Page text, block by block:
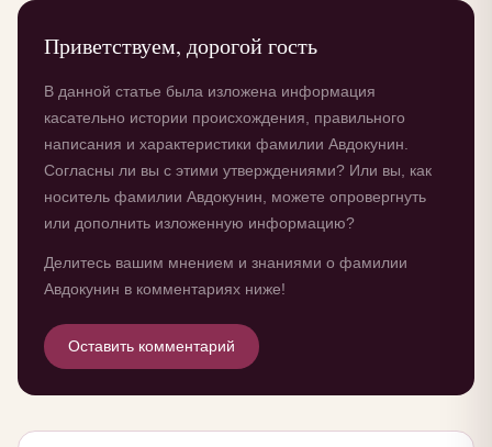
Приветствуем, дорогой гость
В данной статье была изложена информация
касательно истории происхождения, правильного
написания и характеристики фамилии Авдокунин.
Согласны ли вы с этими утверждениями? Или вы, как
носитель фамилии Авдокунин, можете опровергнуть
или дополнить изложенную информацию?
Делитесь вашим мнением и знаниями о фамилии
Авдокунин в комментариях ниже!
Оставить комментарий